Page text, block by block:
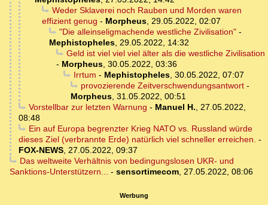
Weder Sklaverei noch Rauben und Morden waren
effizient genug - Morpheus, 29.05.2022, 02:07
"Die alleinseligmachende westliche Zivilisation"-
Mephistopheles, 29.05.2022, 14:32
Geld ist viel viel viel älter als die westliche Zivilisation
- Morpheus, 30.05.2022, 03:36
Irrtum - Mephistopheles, 30.05.2022, 07:07
provozierende Zeitverschwendungsantwort-
Morpheus, 31.05.2022, 00:51
Vorstellbar zur letzten Warnung - Manuel H., 27.05.2022,
08:48
Ein auf Europa begrenzter Krieg NATO vs. Russland würde
dieses Ziel (verbrannte Erde) natürlich viel schneller erreichen. -
FOX-NEWS, 27.05.2022, 09:37
Das weltweite Verhältnis von bedingungslosen UKR- und
Sanktions-Unterstützern... - sensortimecom, 27.05.2022, 08:06
Werbung